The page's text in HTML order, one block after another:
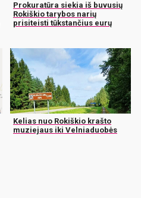
Prokuratūra siekia iš buvusių
Rokiškio tarybos narių
prisiteisti tūkstančius eurų
Kelias nuo Rokiškio krašto
muziejaus iki Velniaduobės